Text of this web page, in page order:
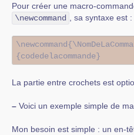
Pour créer une macro-
\newcommand
, sa syntaxe est :
La partie entre crochets est
– Voici un exemple simple de
Mon besoin est simple : un en-